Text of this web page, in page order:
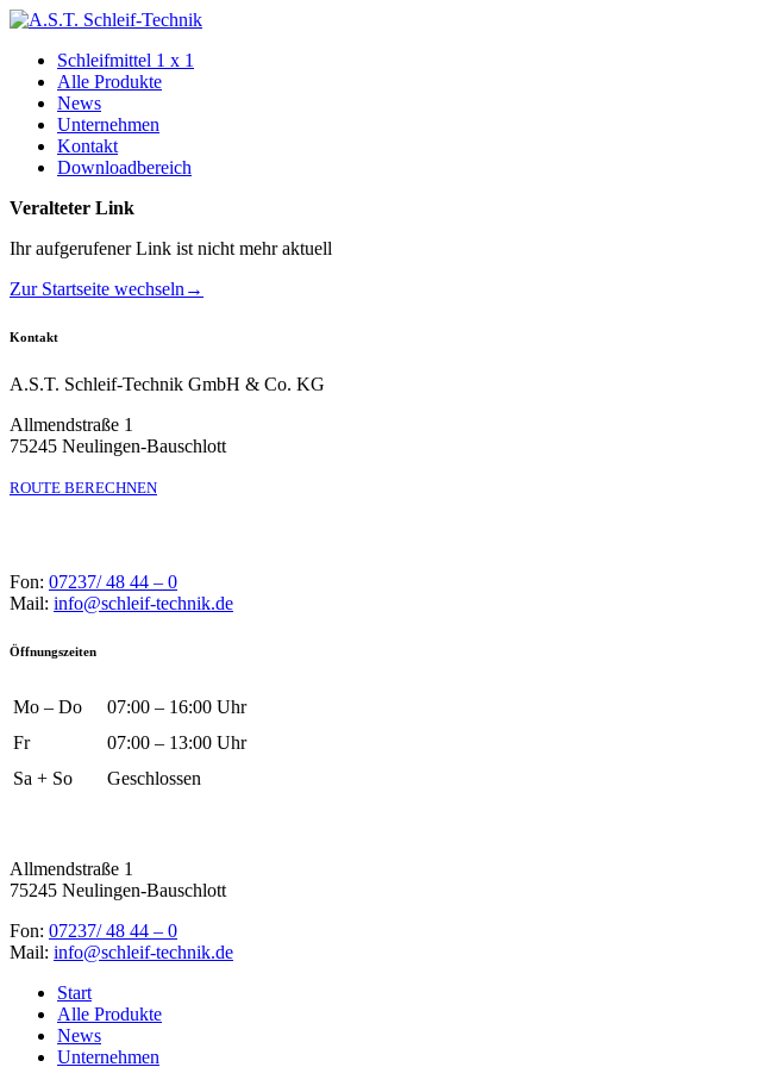
Schleifmittel 1 x 1
Alle Produkte
News
Unternehmen
Kontakt
Downloadbereich
Veralteter Link
Ihr aufgerufener Link ist nicht mehr aktuell
Zur Startseite wechseln→
Kontakt
A.S.T. Schleif-Technik GmbH & Co. KG
Allmendstraße 1
75245 Neulingen-Bauschlott
ROUTE BERECHNEN
Fon: 07237/ 48 44 – 0
Mail: info@schleif-technik.de
Öffnungszeiten
Mo – Do
07:00 – 16:00 Uhr
Fr
07:00 – 13:00 Uhr
Sa + So
Geschlossen
Allmendstraße 1
75245 Neulingen-Bauschlott
Fon: 07237/ 48 44 – 0
Mail: info@schleif-technik.de
Start
Alle Produkte
News
Unternehmen